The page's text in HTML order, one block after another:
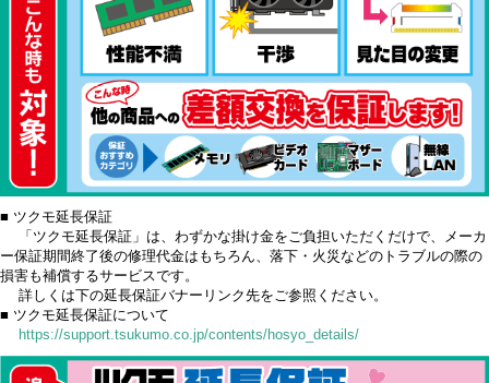
■ ツクモ延長保証
「ツクモ延長保証」は、わずかな掛け金をご負担いただくだけで、メーカ
ー保証期間終了後の修理代金はもちろん、落下・火災などのトラブルの際の
損害も補償するサービスです。
詳しくは下の延長保証バナーリンク先をご参照ください。
■ ツクモ延長保証について
https://support.tsukumo.co.jp/contents/hosyo_details/